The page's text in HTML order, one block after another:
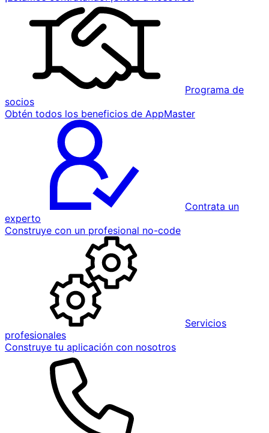
Programa de
socios
Obtén todos los beneficios de AppMaster
Contrata un
experto
Construye con un profesional no-code
Servicios
profesionales
Construye tu aplicación con nosotros